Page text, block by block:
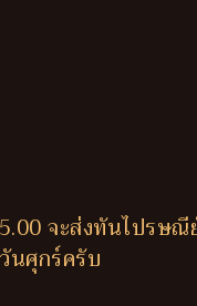
จะส่งทันไปรษ
นศุกร์ครับ